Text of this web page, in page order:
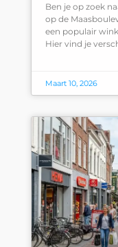
Ben je op zoek
op de
een populair
Hier vind je
Maart 10, 2026